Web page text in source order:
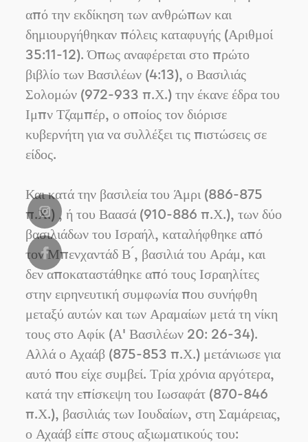
από την εκδίκηση των ανθρώπων και
δημιουργήθηκαν πόλεις καταφυγής (Αριθμοί
35:11-12). Όπως αναφέρεται στο πρώτο
βιβλίο των Βασιλέων (4:13), ο Βασιλιάς
Σολομών (972-933 π.Χ.) την έκανε έδρα του
Ιμπν Τζαμπέρ, ο οποίος τον διόρισε
κυβερνήτη για να συλλέξει τις πιστώσεις σε
είδος.
Και κατά την βασιλεία του Άμρι (886-875
π.Χ.) , ή του Βαασά (910-886 π.Χ.), των δύο
βασιλιάδων του Ισραήλ, καταλήφθηκε από
τον Μπενχαντάδ Β ́, βασιλιά του Αράμ, και
δεν αποκαταστάθηκε από τους Ισραηλίτες
στην ειρηνευτική συμφωνία που συνήφθη
μεταξύ αυτών και των Αραμαίων μετά τη νίκη
τους στο Αφίκ (Α' Βασιλέων 20: 26-34).
Αλλά ο Αχαάβ (875-853 π.Χ.) μετάνιωσε για
αυτό που είχε συμβεί. Τρία χρόνια αργότερα,
κατά την επίσκεψη του Ιωσαφάτ (870-846
π.Χ.), βασιλιάς των Ιουδαίων, στη Σαμάρειας,
ο Αχαάβ είπε στους αξιωματικούς του: